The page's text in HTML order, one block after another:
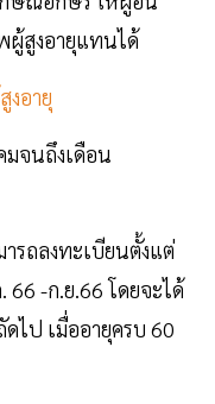
ผู้สูงอายุแทนได้
งอายุ
มจนถึงเดือน
รถลงทะเบียนตั้งแต่
-ก.ย.66 โดยจะได้
ไป เมื่ออายุครบ 60